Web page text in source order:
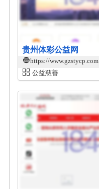
贵州体彩公益网
https://www.gzstycp.com
公益慈善